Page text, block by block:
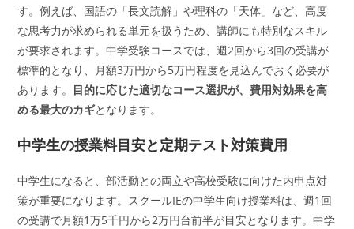
す。例えば、国語の「長文読解」や理科の「天体」など、高度
な思考力が求められる単元を扱うため、講師にも特別なスキル
が要求されます。中学受験コースでは、週2回から3回の受講が
標準的となり、月額3万円から5万円程度を見込んでおく必要が
あります。 目的に応じた適切なコース選択が、費用対効果を高
める最大のカギとなります。
中学生の授業料目安と定期テスト対策費用
中学生になると、部活動との両立や高校受験に向けた内申点対
策が重要になります。スクールIEの中学生向け授業料は、週1回
の受講で月額1万5千円から2万円台前半が目安となります。中学